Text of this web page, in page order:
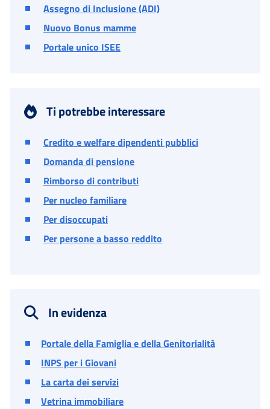
Assegno di Inclusione (ADI)
Nuovo Bonus mamme
Portale unico ISEE
Ti potrebbe interessare
Credito e welfare dipendenti pubblici
Domanda di pensione
Rimborso di contributi
Per nucleo familiare
Per disoccupati
Per persone a basso reddito
In evidenza
Portale della Famiglia e della Genitorialità
INPS per i Giovani
La carta dei servizi
Vetrina immobiliare